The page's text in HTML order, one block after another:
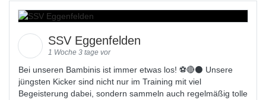
SSV Eggenfelden
1 Woche 3 tage vor
Bei unseren Bambinis ist immer etwas los! ⚽️🔴⚫ Unsere
jüngsten Kicker sind nicht nur im Training mit viel
Begeisterung dabei, sondern sammeln auch regelmäßig tolle